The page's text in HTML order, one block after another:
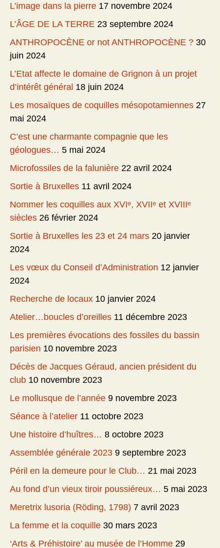
L’image dans la pierre 17 novembre 2024
L’ÂGE DE LA TERRE 23 septembre 2024
ANTHROPOCÈNE or not ANTHROPOCÈNE ? 30
juin 2024
L’Etat affecte le domaine de Grignon à un projet
d’intérêt général 18 juin 2024
Les mosaïques de coquilles mésopotamiennes 27
mai 2024
C’est une charmante compagnie que les
géologues… 5 mai 2024
Microfossiles de la falunière 22 avril 2024
Sortie à Bruxelles 11 avril 2024
Nommer les coquilles aux XVIᵉ, XVIIᵉ et XVIIIᵉ
siècles 26 février 2024
Sortie à Bruxelles les 23 et 24 mars 20 janvier
2024
Les vœux du Conseil d’Administration 12 janvier
2024
Recherche de locaux 10 janvier 2024
Atelier…boucles d’oreilles 11 décembre 2023
Les premières évocations des fossiles du bassin
parisien 10 novembre 2023
Décès de Jacques Géraud, ancien président du
club 10 novembre 2023
Le mollusque de l’année 9 novembre 2023
Séance à l’atelier 11 octobre 2023
Une histoire d’huîtres… 8 octobre 2023
Assemblée générale 2023 9 septembre 2023
Péril en la demeure pour le Club… 21 mai 2023
Au fond d’un vieux tiroir poussiéreux… 5 mai 2023
Meretrix lusoria (Röding, 1798) 7 avril 2023
La femme et la coquille 30 mars 2023
‘Arts & Préhistoire’ au musée de l’Homme 29